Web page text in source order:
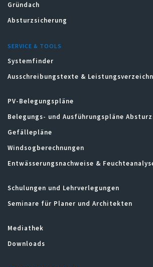
Gründach
Absturzsicherung
SERVICE & TOOLS
Systemfinder
Ausschreibungstexte &
PV-Belegungspläne
Belegungs- und Ausführungspläne
Gefällepläne
Windsogberechnungen
Entwässerungsnachweise &
Schulungen und Lehrverlegungen
Seminare für Planer und Architekten
Mediathek
Downloads